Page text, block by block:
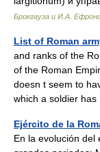
Брокгауза и И.А.
List of Roman
and ranks of the
of the Roman
doesn t seem to
which a soldier
Ejército de la
En la evolución del